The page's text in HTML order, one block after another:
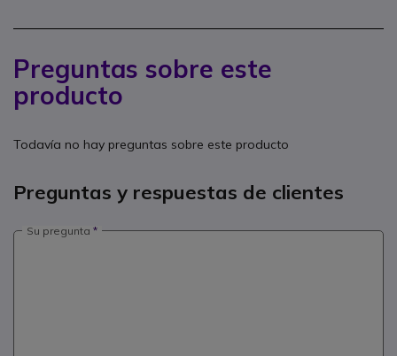
Preguntas sobre este
producto
Todavía no hay preguntas sobre este producto
Preguntas y respuestas de clientes
Su pregunta